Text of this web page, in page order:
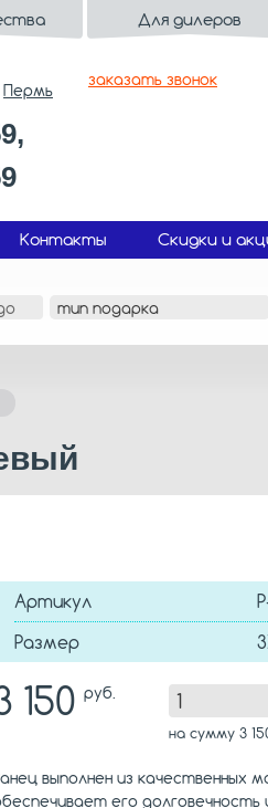
Для дилеров
Пермь
заказать звонок
Контакты Скидки и
Артикул
Размер
150 руб.
на сумму 3
выполнен из качественных
его долговечность